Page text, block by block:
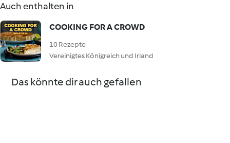
Auch enthalten in
COOKING FOR A CROWD
10 Rezepte
Vereinigtes Königreich und Irland
Das könnte dir auch gefallen